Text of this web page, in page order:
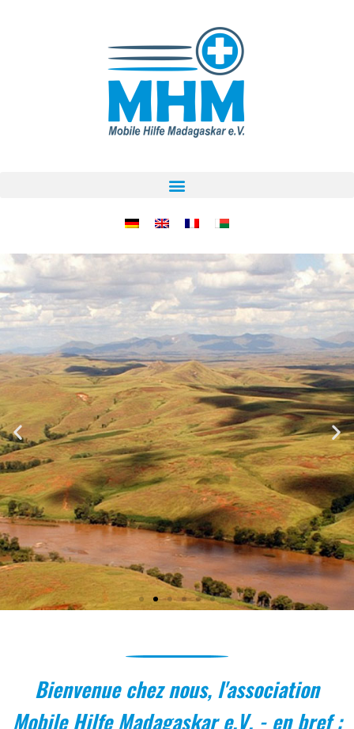
Madagascar:
quatrième plus grande îleet
l'un despays les plus pauvres
Bienvenue chez nous, l'association
Mobile Hilfe Madagaskar e.V. - en bref :